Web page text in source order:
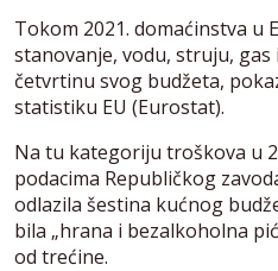
Tokom 2021. domaćinstva u
stanovanje, vodu, struju,
četvrtinu svog budžeta,
statistiku EU (Eurostat).
Na tu kategoriju troškova u
podacima Republičkog
odlazila šestina kućnog
bila „hrana i bezalkoholna
od trećine.